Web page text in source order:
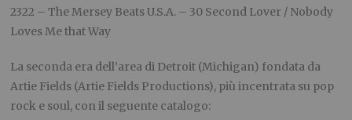
2322 – The Mersey Beats U.S.A. – 30 Second Lover / Nobody
Loves Me that Way
La seconda era dell’area di Detroit (Michigan) fondata da
Artie Fields (Artie Fields Productions), più incentrata su pop
rock e soul, con il seguente catalogo: